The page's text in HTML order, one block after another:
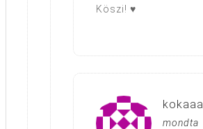
Köszi! ♥
kokaaa
mondta